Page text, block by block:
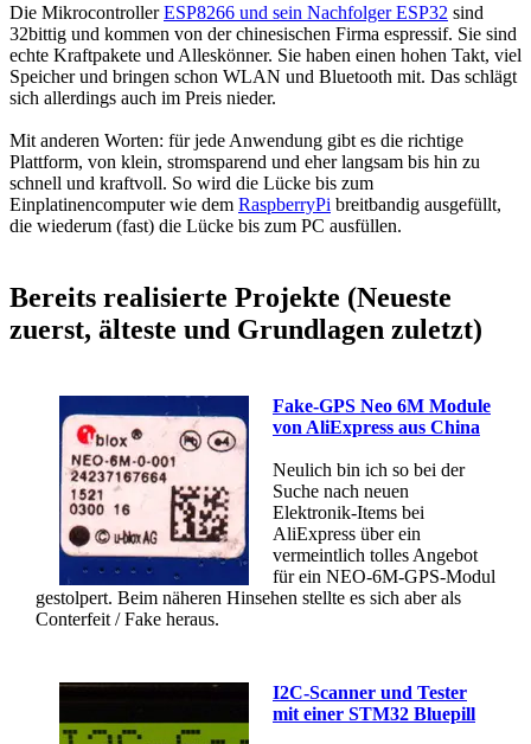
Die MikrocontrollerESP8266 und sein Nachfolger ESP32 sind
32bittig und kommen von der chinesischen Firma espressif. Sie sind
echte Kraftpakete und Alleskönner. Sie haben einen hohen Takt, viel
Speicher und bringen schon WLAN und Bluetooth mit. Das schlägt
sich allerdings auch im Preis nieder.
Mit anderen Worten: für jede Anwendung gibt es die richtige
Plattform, von klein, stromsparend und eher langsam bis hin zu
schnell und kraftvoll. So wird die Lücke bis zum
Einplatinencomputer wie dem RaspberryPi breitbandig ausgefüllt,
die wiederum (fast) die Lücke bis zum PC ausfüllen.
Bereits realisierte Projekte (Neueste
zuerst, älteste und Grundlagen zuletzt)
Fake-GPS Neo 6M Module
von AliExpress aus China
Neulich bin ich so bei der
Suche nach neuen
Elektronik-Items bei
AliExpress über ein
vermeintlich tolles Angebot
für ein NEO-6M-GPS-Modul
gestolpert. Beim näheren Hinsehen stellte es sich aber als
Conterfeit / Fake heraus.
I2C-Scanner und Tester
mit einer STM32 Bluepill